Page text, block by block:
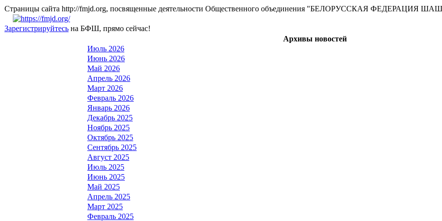
Страницы сайта http://fmjd.org, посвященные деятельности Общественного объединения "БЕЛОРУССКАЯ ФЕДЕРАЦИЯ
Зарегистрируйтесь на БФШ, прямо сейчас!
Архивы новостей
Июль 2026
Июнь 2026
Май 2026
Апрель 2026
Март 2026
Февраль 2026
Январь 2026
Декабрь 2025
Ноябрь 2025
Октябрь 2025
Сентябрь 2025
Август 2025
Июль 2025
Июнь 2025
Май 2025
Апрель 2025
Март 2025
Февраль 2025